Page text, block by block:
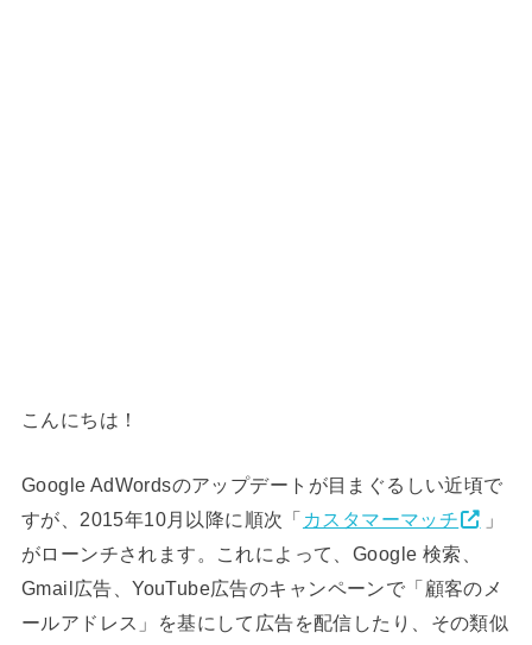
こんにちは！
Google AdWordsのアップデートが目まぐるしい近頃で
すが、2015年10月以降に順次「 カスタマーマッチ
」
がローンチされます。これによって、Google 検索、
Gmail広告、YouTube広告のキャンペーンで「顧客のメ
ールアドレス」を基にして広告を配信したり、その類似